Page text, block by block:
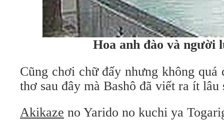
Hoa anh đào và người
Cũng chơi chữ đấy nhưng không quá
thơ sau đây mà Bashô đã viết ra ít lâu
Akikaze no Yarido no kuchi ya